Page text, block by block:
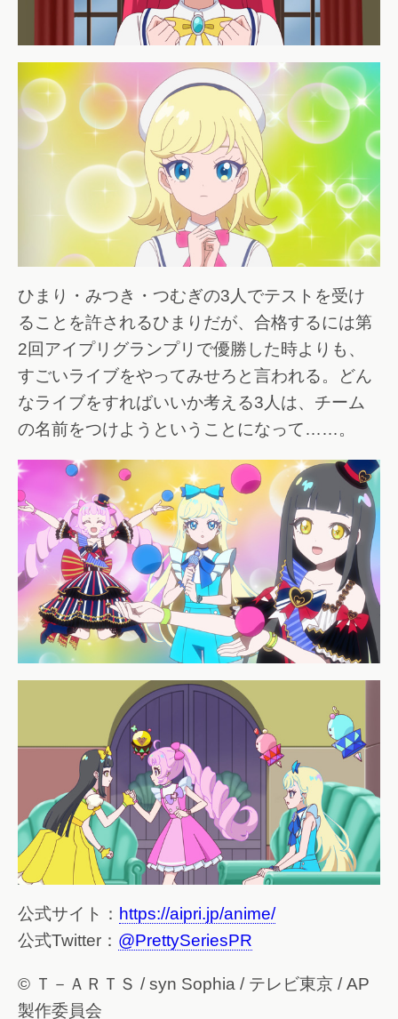
ひまり・みつき・つむぎの3人でテストを受け
ることを許されるひまりだが、合格するには第
2回アイプリグランプリで優勝した時よりも、
すごいライブをやってみせろと言われる。どん
なライブをすればいいか考える3人は、チーム
の名前をつけようということになって……。
公式サイト： https://aipri.jp/anime/
公式Twitter： @PrettySeriesPR
© Ｔ－ＡＲＴＳ / syn Sophia / テレビ東京 / AP
製作委員会